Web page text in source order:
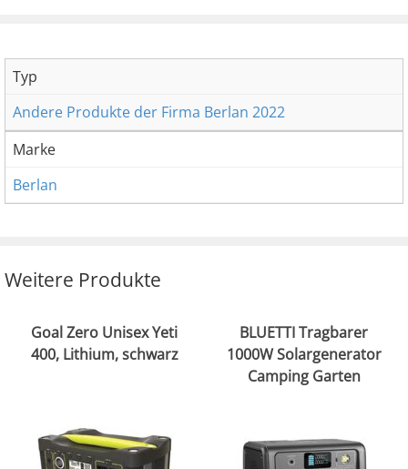
Typ
Andere Produkte der Firma Berlan 2022
Marke
Berlan
Weitere Produkte
Goal Zero Unisex Yeti
400, Lithium, schwarz
BLUETTI Tragbarer
1000W Solargenerator
Camping Garten